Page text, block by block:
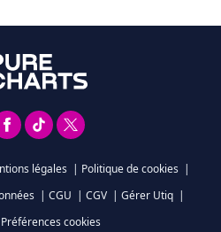
légales | Politique de cookies |
| CGU | CGV | Gérer Utiq |
Préférences cookies